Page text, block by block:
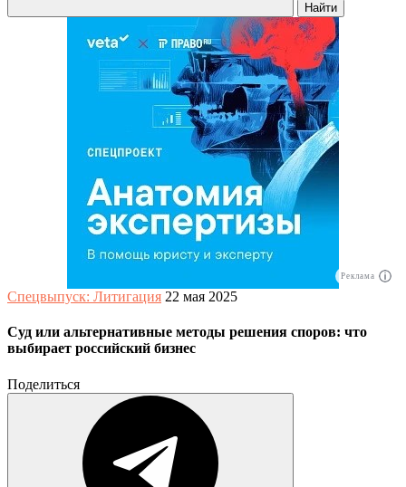
Найти
Реклама
Спецвыпуск: Литигация 22 мая 2025
Суд или альтернативные методы решения споров: что
выбирает российский бизнес
Поделиться